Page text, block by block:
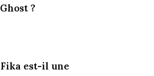
Ghost ?
Fika est-il une